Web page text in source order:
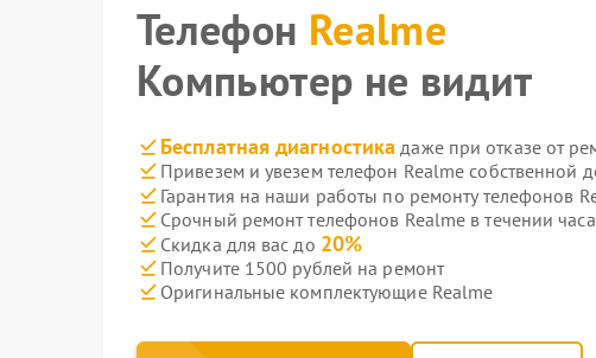
Телефон Realme
Компьютер не видит
Бесплатная диагностика даже при отказе от
Привезем и увезем телефон Realme собственной
Гарантия на наши работы по ремонту телефонов
Срочный ремонт телефонов Realme в течении часа
Скидка для вас до 20%
Получите 1500 рублей на ремонт
Оригинальные комплектующие Realme